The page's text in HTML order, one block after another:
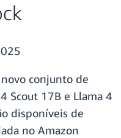
conjunto de
Scout 17B e Llama 4
disponíveis de
no Amazon